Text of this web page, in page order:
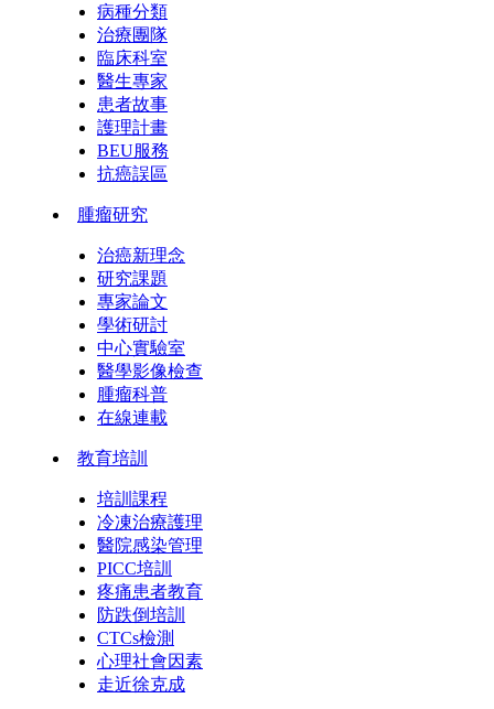
病種分類
治療團隊
臨床科室
醫生專家
患者故事
護理計畫
BEU服務
抗癌誤區
腫瘤研究
治癌新理念
研究課題
專家論文
學術研討
中心實驗室
醫學影像檢查
腫瘤科普
在線連載
教育培訓
培訓課程
冷凍治療護理
醫院感染管理
PICC培訓
疼痛患者教育
防跌倒培訓
CTCs檢測
心理社會因素
走近徐克成